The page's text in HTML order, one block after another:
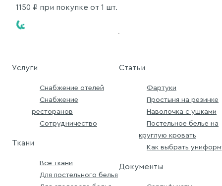
1150 ₽ при покупке от 1 шт.
Услуги
Снабжение отелей
Снабжение
ресторанов
Сотрудничество
Ткани
Все ткани
Для постельного белья
Статьи
Фартуки
Простыня на резинке
Наволочка с ушками
Постельное белье на
круглую кровать
Как выбрать
Документы